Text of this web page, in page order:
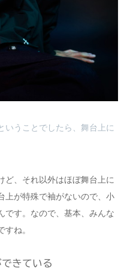
うことでしたら、舞台上に
ど、それ以外はほぼ舞台上に
上が特殊で袖がないので、小
です。なので、基本、みんな
ね。
きている